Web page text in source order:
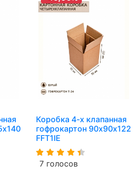
Коробка 4-х клапанная
гофрокартон 90х90х122
FFT1IE
7 голосов